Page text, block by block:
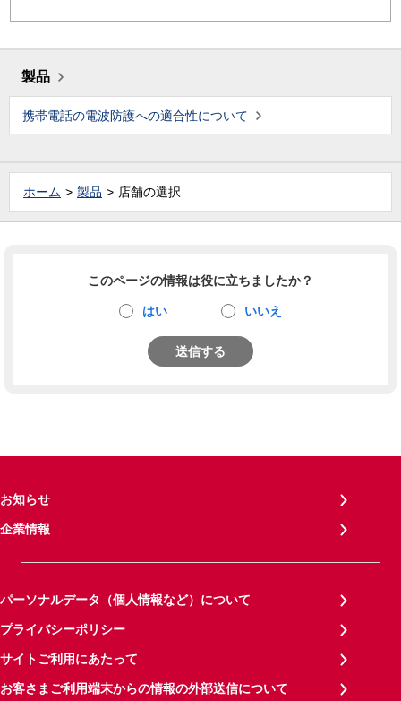
製品
携帯電話の電波防護への適合性について
ホーム 製品 店舗の選択
このページの情報は役に立ちましたか？
はい いいえ
送信する
お知らせ
企業情報
パーソナルデータ（個人情報など）について
プライバシーポリシー
サイトご利用にあたって
お客さまご利用端末からの情報の外部送信について